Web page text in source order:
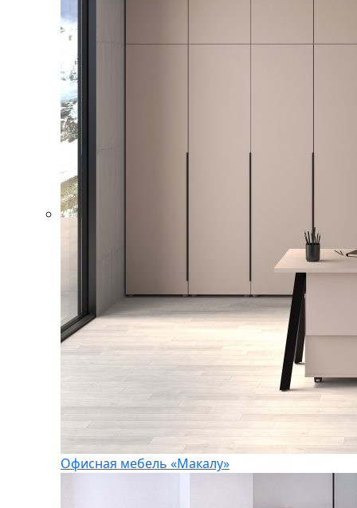
Офисная мебель «Макалу»